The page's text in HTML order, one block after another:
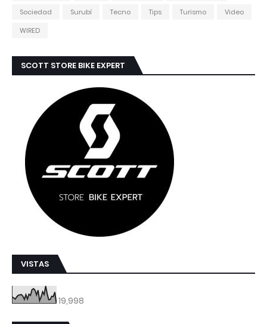
Sociedad
Surubí Tecno Tips Turismo
Video
WIRED
SCOTT STORE BIKE EXPERT
VISTAS
19,998